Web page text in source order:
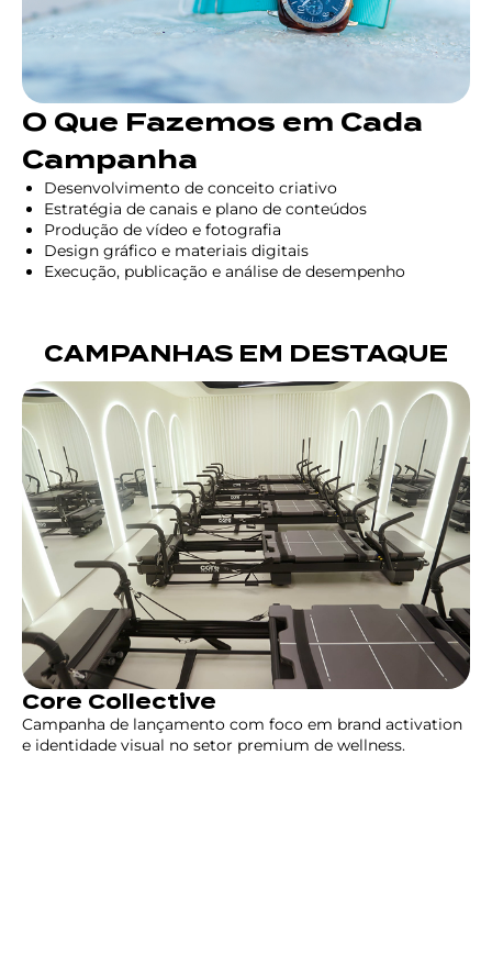
O Que Fazemos em Cada
Campanha
Desenvolvimento de conceito criativo
Estratégia de canais e plano de conteúdos
Produção de vídeo e fotografia
Design gráfico e materiais digitais
Execução, publicação e análise de desempenho
CAMPANHAS EM DESTAQUE
Core Collective
Campanha de lançamento com foco em brand activation
e identidade visual no setor premium de wellness.